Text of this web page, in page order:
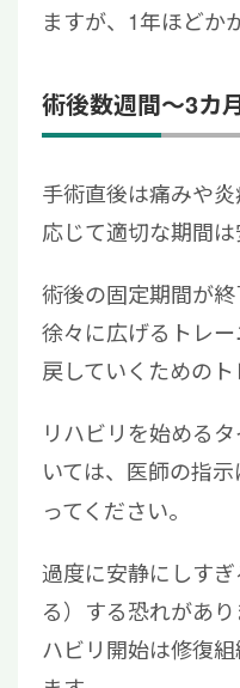
ますが、1年ほどか
術後数週間～3カ
手術直後は痛みや
応じて適切な期間は
術後の固定期間が
徐々に広げるトレ
戻していくためのト
リハビリを始める
いては、医師の指
ってください。
過度に安静にしす
る）する恐れがあ
ハビリ開始は修復